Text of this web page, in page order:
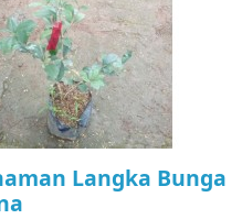
Langka Bunga